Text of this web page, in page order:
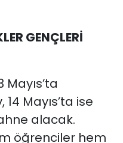
GENÇLERİ
Mayıs’ta ise
alacak.
öğrenciler hem